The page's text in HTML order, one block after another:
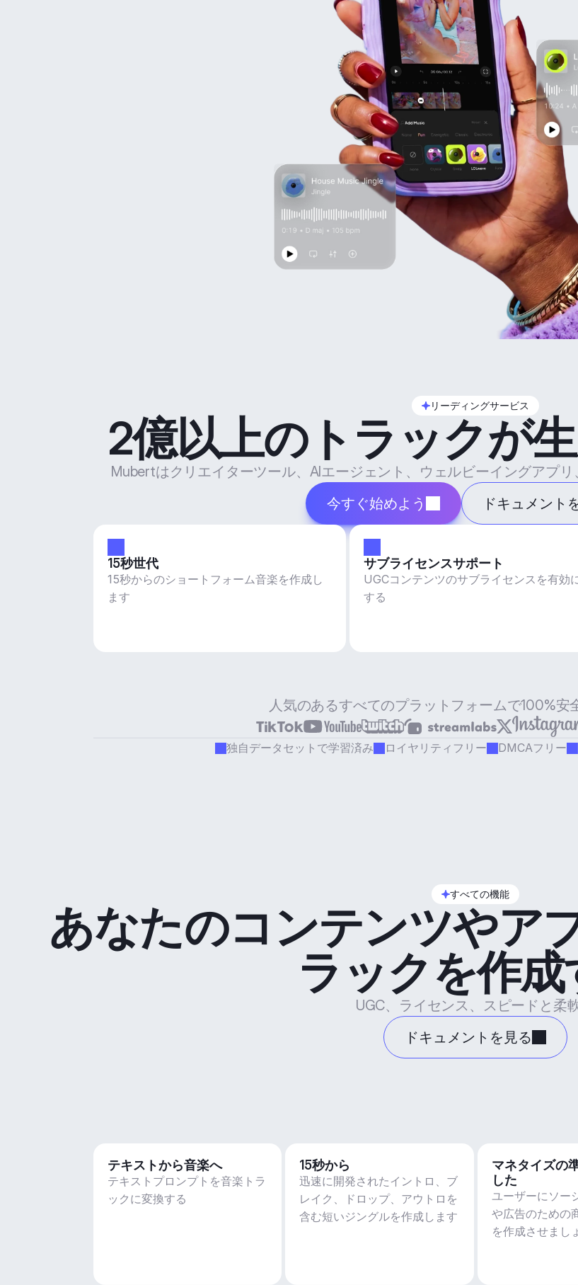
リーディングサービス
2億以上のトラックが
Mubertはクリエイターツール、AIエージェント、ウェルビーイングアプ
今すぐ始めよう
ドキュメント
15秒世代
15秒からのショートフォーム音楽を作成し
ます
サブライセンスサポート
UGCコンテンツのサブライセンスを有効
する
人気のあるすべてのプラットフォームで100%安
独自データセットで学習済み ロイヤリティフリー DMCAフリー
すべての機能
あなたのコンテンツやア
ラックを作成
UGC、ライセンス、スピードと柔
ドキュメントを見る
テキストから音楽へ
テキストプロンプトを音楽トラ
ックに変換する
15秒から
迅速に開発されたイントロ、ブ
レイク、ドロップ、アウトロを
含む短いジングルを作成します
マネタイズの
した
ユーザーにソー
や広告のための
を作成させまし